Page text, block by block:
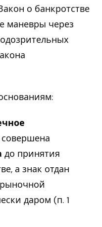
о банкротстве
маневры через
до принятия
а знак отдан
даром (п. 1